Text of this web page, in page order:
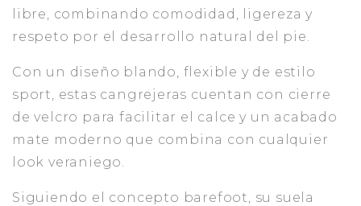
libre, combinando comodidad, ligereza y
respeto por el desarrollo natural del pie.
Con un diseño blando, flexible y de estilo
sport, estas cangrejeras cuentan con cierre
de velcro para facilitar el calce y un acabado
mate moderno que combina con cualquier
look veraniego.
Siguiendo el concepto barefoot, su suela